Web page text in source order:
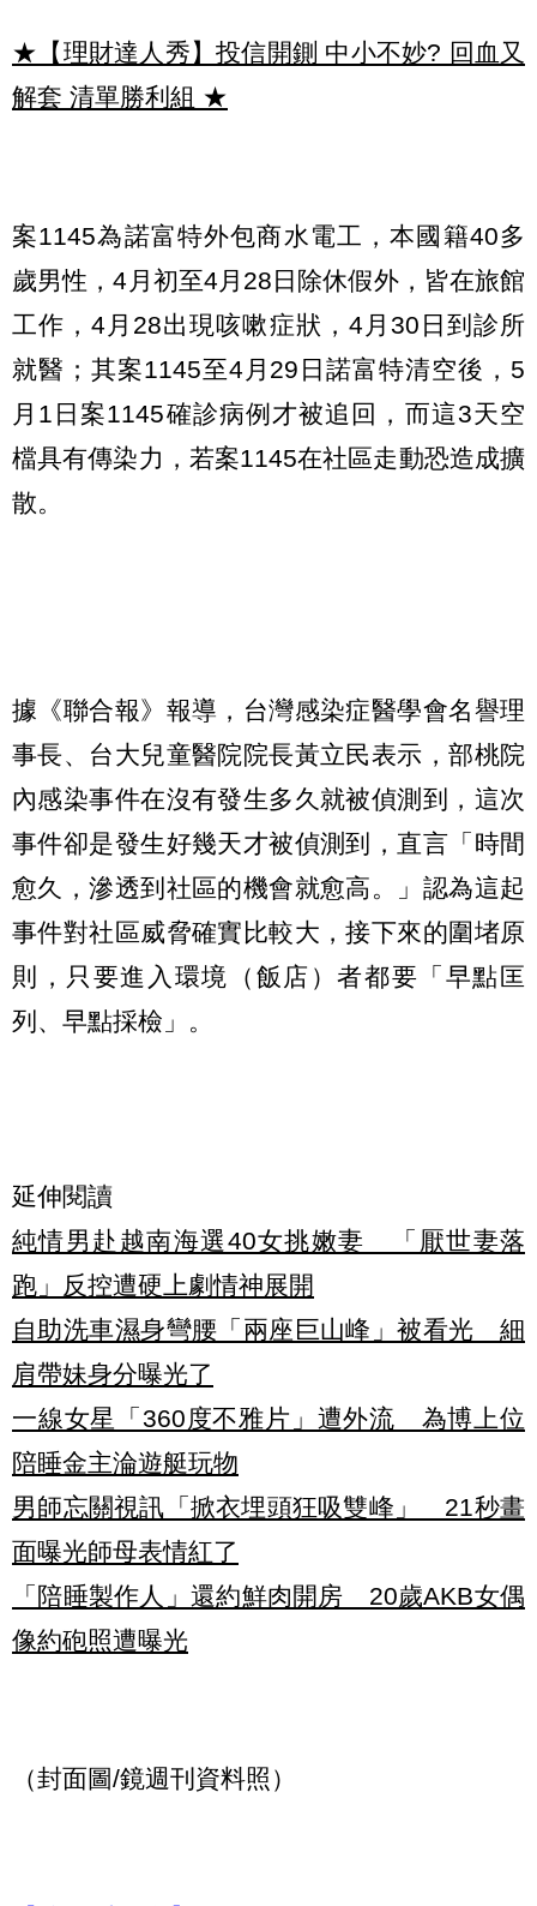
★【理財達人秀】投信開鍘 中小不妙? 回血又
解套 清單勝利組 ★
案1145為諾富特外包商水電工，本國籍40多
歲男性，4月初至4月28日除休假外，皆在旅館
工作，4月28出現咳嗽症狀，4月30日到診所
就醫；其案1145至4月29日諾富特清空後，5
月1日案1145確診病例才被追回，而這3天空
檔具有傳染力，若案1145在社區走動恐造成擴
散。
據《聯合報》報導，台灣感染症醫學會名譽理
事長、台大兒童醫院院長黃立民表示，部桃院
內感染事件在沒有發生多久就被偵測到，這次
事件卻是發生好幾天才被偵測到，直言「時間
愈久，滲透到社區的機會就愈高。」認為這起
事件對社區威脅確實比較大，接下來的圍堵原
則，只要進入環境（飯店）者都要「早點匡
列、早點採檢」。
延伸閱讀
純情男赴越南海選40女挑嫩妻 「厭世妻落
跑」反控遭硬上劇情神展開
自助洗車濕身彎腰「兩座巨山峰」被看光 細
肩帶妹身分曝光了
一線女星「360度不雅片」遭外流 為博上位
陪睡金主淪遊艇玩物
男師忘關視訊「掀衣埋頭狂吸雙峰」 21秒畫
面曝光師母表情紅了
「陪睡製作人」還約鮮肉開房 20歲AKB女偶
像約砲照遭曝光
（封面圖/鏡週刊資料照）